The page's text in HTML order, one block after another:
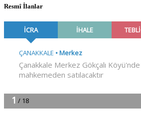
Resmî İlanlar